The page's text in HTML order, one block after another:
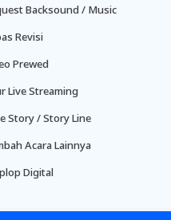
Backsound / Music
Revisi
Prewed
Live Streaming
Story / Story Line
Acara Lainnya
Digital